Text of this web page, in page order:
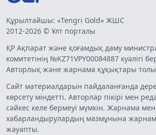
Құрылтайшы: «Tengri Gold» ЖШС
2012-2026 © Ұлт порталы
ҚР Ақпарат және қоғамдық даму
комитетінің №KZ71VPY00084887 куәлігі
Авторлық және жарнама құқықтары
Сайт материалдарын пайдаланғанда
көрсету міндетті. Авторлар пікірі мен
сәйкес келе бермеуі мүмкін. Жарнама мен
хабарландырулардың мазмұнына
жауапты.